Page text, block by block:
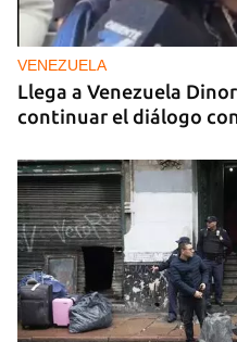
VENEZUELA
Llega a Venezuela
continuar el diálogo